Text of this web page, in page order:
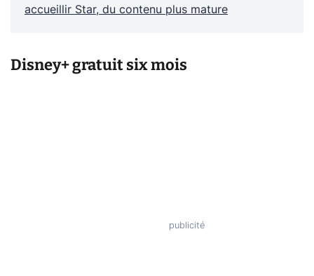
accueillir Star, du contenu plus mature
Disney+ gratuit six mois